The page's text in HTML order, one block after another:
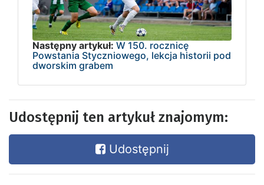
Następny artykuł: W 150. rocznicę
Powstania Styczniowego, lekcja historii pod
dworskim grabem
Udostępnij ten artykuł znajomym:
Udostępnij